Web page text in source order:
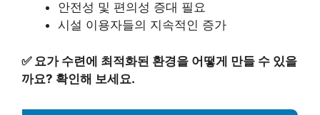
안전성 및 편의성 증대 필요
시설 이용자들의 지속적인 증가
✅ 요가 수련에 최적화된 환경을 어떻게 만들 수 있을
까요? 확인해 보세요.